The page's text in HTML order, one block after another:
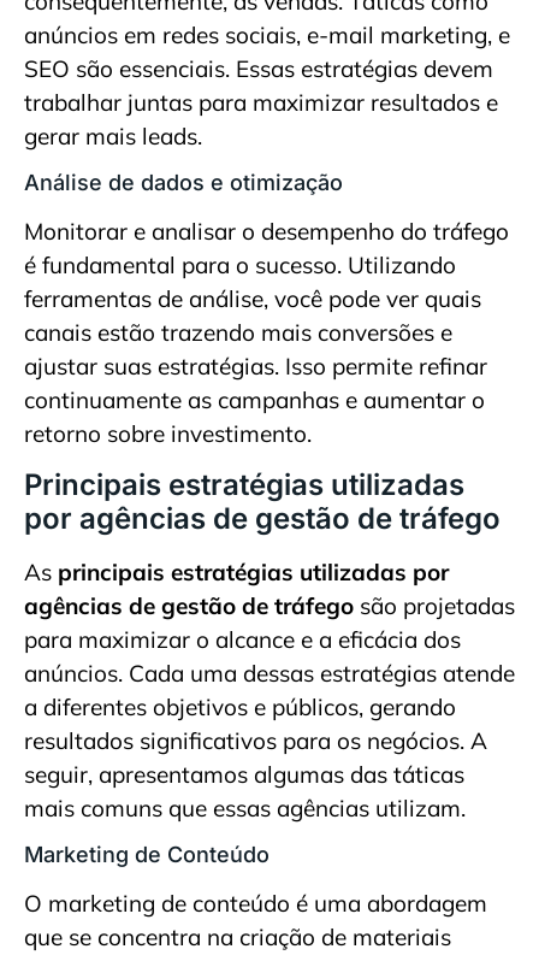
anúncios em redes sociais, e-mail marketing, e
SEO são essenciais. Essas estratégias devem
trabalhar juntas para maximizar resultados e
gerar mais leads.
Análise de dados e otimização
Monitorar e analisar o desempenho do tráfego
é fundamental para o sucesso. Utilizando
ferramentas de análise, você pode ver quais
canais estão trazendo mais conversões e
ajustar suas estratégias. Isso permite refinar
continuamente as campanhas e aumentar o
retorno sobre investimento.
Principais estratégias utilizadas
por agências de gestão de tráfego
As principais estratégias utilizadas por
agências de gestão de tráfego são projetadas
para maximizar o alcance e a eficácia dos
anúncios. Cada uma dessas estratégias atende
a diferentes objetivos e públicos, gerando
resultados significativos para os negócios. A
seguir, apresentamos algumas das táticas
mais comuns que essas agências utilizam.
Marketing de Conteúdo
O marketing de conteúdo é uma abordagem
que se concentra na criação de materiais